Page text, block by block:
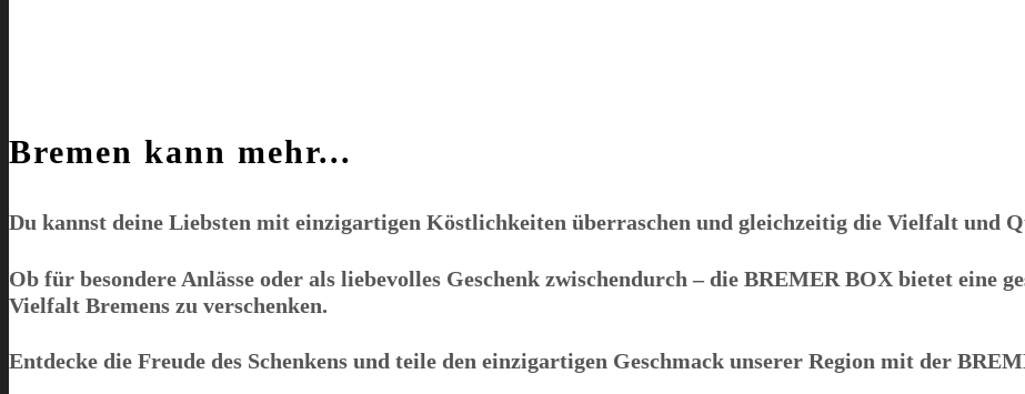
Bremen kann mehr...
Du kannst deine Liebsten mit einzigartigen Köstlichkeiten überraschen und gleichzeitig die Vielfalt und
Ob für besondere Anlässe oder als liebevolles Geschenk zwischendurch – die BREMER BOX bietet eine
Vielfalt Bremens zu verschenken.
Entdecke die Freude des Schenkens und teile den einzigartigen Geschmack unserer Region mit der